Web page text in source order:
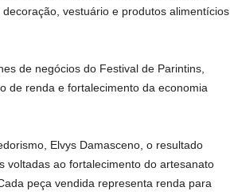
vestuário e produtos alimentícios
de negócios do Festival de Parintins,
de renda e fortalecimento da economia
Elvys Damasceno, o resultado
voltadas ao fortalecimento do artesanato
peça vendida representa renda para